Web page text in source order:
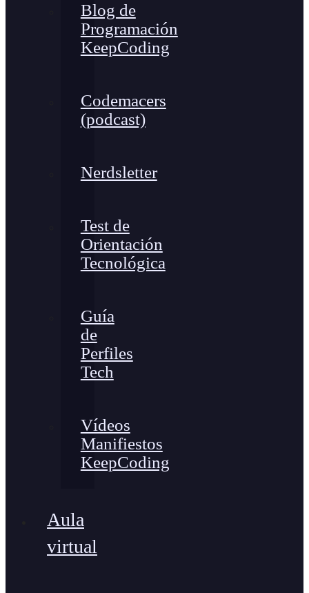
Blog de
Programación
KeepCoding
Codemacers
(podcast)
Nerdsletter
Test de
Orientación
Tecnológica
Guía
de
Perfiles
Tech
Vídeos
Manifiestos
KeepCoding
Aula
virtual